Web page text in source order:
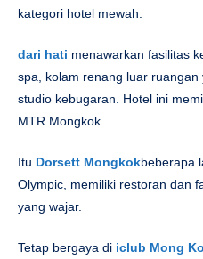
kategori hotel mewah.
dari hati menawarkan fasilitas
spa, kolam renang luar
studio kebugaran. Hotel ini
MTR Mongkok.
Itu Dorsett Mongkokbeberapa
Olympic, memiliki restoran dan
yang wajar.
Tetap bergaya di iclub Mong